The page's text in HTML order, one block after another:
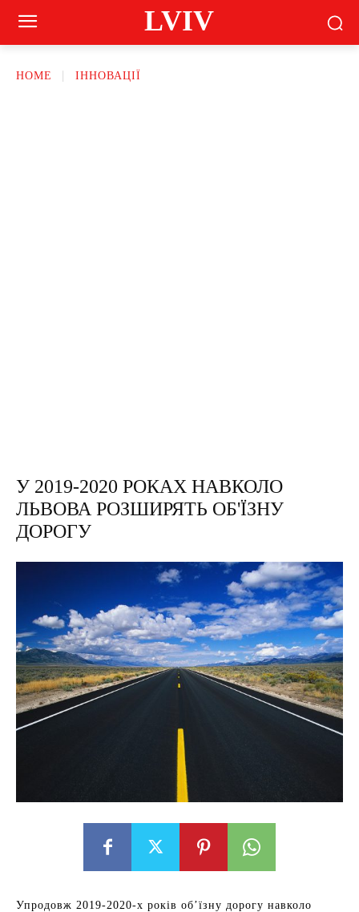
LVIV
HOME ІННОВАЦІЇ
У 2019-2020 РОКАХ НАВКОЛО
ЛЬВОВА РОЗШИРЯТЬ ОБ'ЇЗНУ
ДОРОГУ
Упродовж 2019-2020-х років об’їзну дорогу навколо